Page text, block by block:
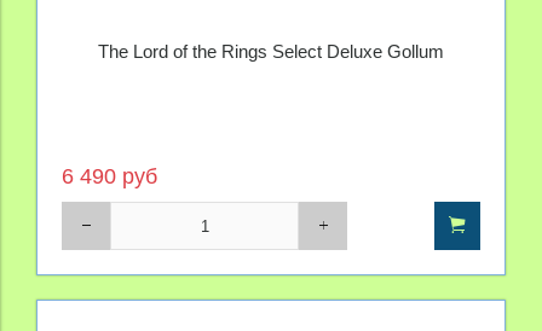
The Lord of the Rings Select Deluxe Gollum
6 490 руб